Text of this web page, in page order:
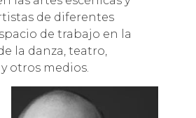
de diferentes
de trabajo en la
la danza, teatro,
otros medios.